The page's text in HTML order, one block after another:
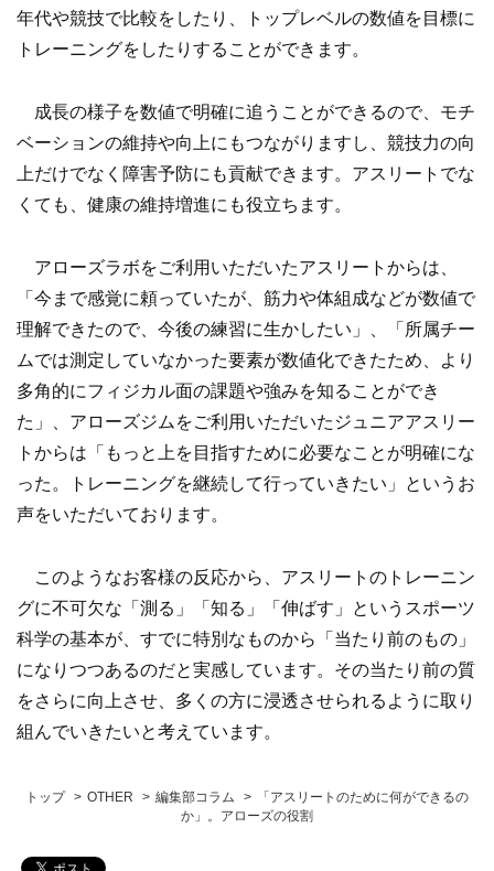
年代や競技で比較をしたり、トップレベルの数値を目標に
トレーニングをしたりすることができます。
成長の様子を数値で明確に追うことができるので、モチ
ベーションの維持や向上にもつながりますし、競技力の向
上だけでなく障害予防にも貢献できます。アスリートでな
くても、健康の維持増進にも役立ちます。
アローズラボをご利用いただいたアスリートからは、
「今まで感覚に頼っていたが、筋力や体組成などが数値で
理解できたので、今後の練習に生かしたい」、「所属チー
ムでは測定していなかった要素が数値化できたため、より
多角的にフィジカル面の課題や強みを知ることができ
た」、アローズジムをご利用いただいたジュニアアスリー
トからは「もっと上を目指すために必要なことが明確にな
った。トレーニングを継続して行っていきたい」というお
声をいただいております。
このようなお客様の反応から、アスリートのトレーニン
グに不可欠な「測る」「知る」「伸ばす」というスポーツ
科学の基本が、すでに特別なものから「当たり前のもの」
になりつつあるのだと実感しています。その当たり前の質
をさらに向上させ、多くの方に浸透させられるように取り
組んでいきたいと考えています。
トップ OTHER 編集部コラム
「アスリートのために何ができるの
か」。アローズの役割